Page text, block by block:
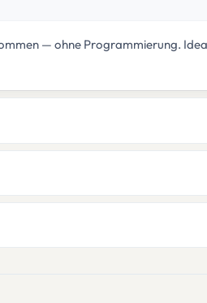
— ohne Programmierung.